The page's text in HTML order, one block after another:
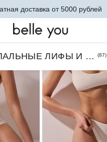
доставка от 5000 рублей
ЖЕНСКИЕ КУПАЛЬНЫЕ ЛИФЫ И ТОПЫ (87)